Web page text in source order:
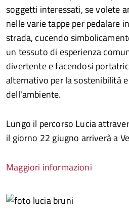
soggetti interessati, se volete
nelle varie tappe per pedalare
strada, cucendo
un tessuto di esperienza
divertente e facendosi
alternativo per la sostenibilità
dell'ambiente.
Lungo il percorso Lucia
il giorno 22 giugno arriverà a
Maggiori informazioni